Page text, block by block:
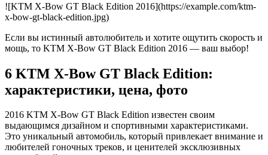
![KTM X-Bow GT Black Edition 2016](https://example.com/ktm-
x-bow-gt-black-edition.jpg)
Если вы истинный автолюбитель и хотите ощутить скорость и
мощь, то KTM X-Bow GT Black Edition 2016 — ваш выбор!
6 KTM X-Bow GT Black Edition:
характеристики, цена, фото
2016 KTM X-Bow GT Black Edition известен своим
выдающимся дизайном и спортивными характеристиками.
Это уникальный автомобиль, который привлекает внимание и
любителей гоночных треков, и ценителей эксклюзивных